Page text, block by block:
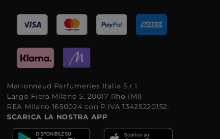
Marionnaud Parfumeries Italia S.r.l.
Largo Fiera Milano 5, 20017 Rho (MI)
REA Milano 1650024 con P.IVA 13425220152.
SCARICA LA NOSTRA APP